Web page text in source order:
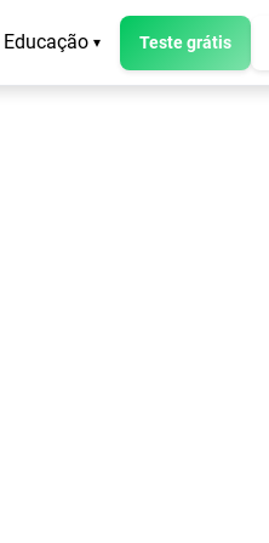
Educação ▾ Teste grátis